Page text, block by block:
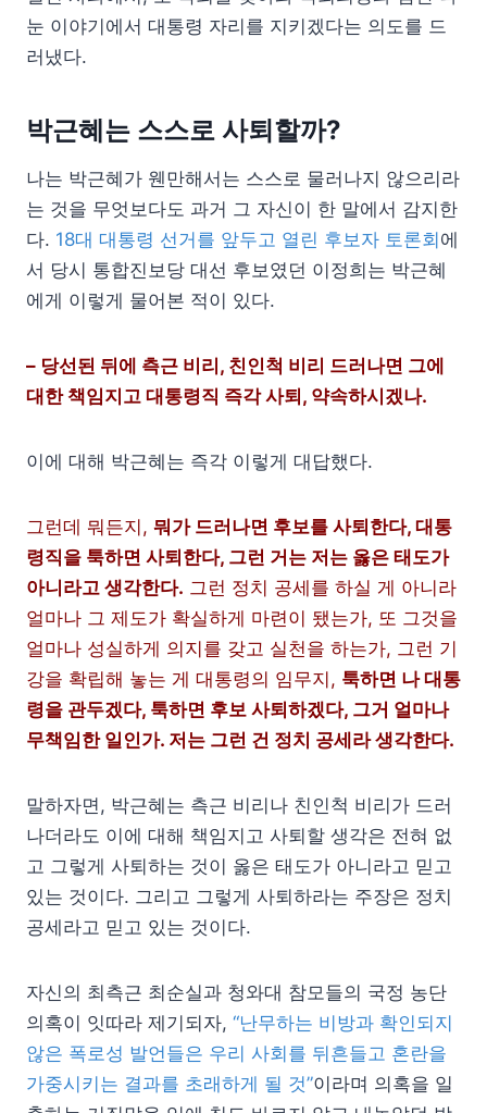
눈 이야기에서 대통령 자리를 지키겠다는 의도를 드
러냈다.
박근혜는 스스로 사퇴할까?
나는 박근혜가 웬만해서는 스스로 물러나지 않으리라
는 것을 무엇보다도 과거 그 자신이 한 말에서 감지한
다. 18대 대통령 선거를 앞두고 열린 후보자 토론회 에
서 당시 통합진보당 대선 후보였던 이정희는 박근혜
에게 이렇게 물어본 적이 있다.
– 당선된 뒤에 측근 비리, 친인척 비리 드러나면 그에
대한 책임지고 대통령직 즉각 사퇴, 약속하시겠나.
이에 대해 박근혜는 즉각 이렇게 대답했다.
그런데 뭐든지, 뭐가 드러나면 후보를 사퇴한다, 대통
령직을 툭하면 사퇴한다, 그런 거는 저는 옳은 태도가
아니라고 생각한다. 그런 정치 공세를 하실 게 아니라
얼마나 그 제도가 확실하게 마련이 됐는가, 또 그것을
얼마나 성실하게 의지를 갖고 실천을 하는가, 그런 기
강을 확립해 놓는 게 대통령의 임무지, 툭하면 나 대통
령을 관두겠다, 툭하면 후보 사퇴하겠다, 그거 얼마나
무책임한 일인가. 저는 그런 건 정치 공세라 생각한다.
말하자면, 박근혜는 측근 비리나 친인척 비리가 드러
나더라도 이에 대해 책임지고 사퇴할 생각은 전혀 없
고 그렇게 사퇴하는 것이 옳은 태도가 아니라고 믿고
있는 것이다. 그리고 그렇게 사퇴하라는 주장은 정치
공세라고 믿고 있는 것이다.
자신의 최측근 최순실과 청와대 참모들의 국정 농단
의혹이 잇따라 제기되자, “난무하는 비방과 확인되지
않은 폭로성 발언들은 우리 사회를 뒤흔들고 혼란을
가중시키는 결과를 초래하게 될 것”이라며 의혹을 일